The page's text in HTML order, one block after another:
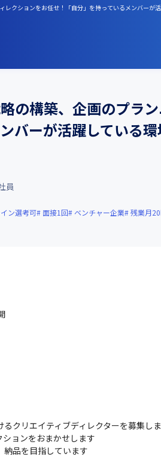
クションをお任せ！「自分」を持っているメンバーが
の構築、企画のプラ
バーが活躍している
員
ン選考可 面接1回 ベンチャー企業 残業月
クリエイティブディレクターを募集し
ョンをおまかせします
納品を目指しています